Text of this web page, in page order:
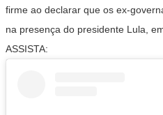
firme ao declarar que os ex-
na presença do presidente Lula,
ASSISTA: